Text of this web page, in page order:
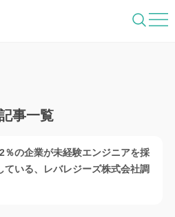
一歩先を照らすメディ
事一覧
％の企業が未経験エンジニアを採
ている、レバレジーズ株式会社調